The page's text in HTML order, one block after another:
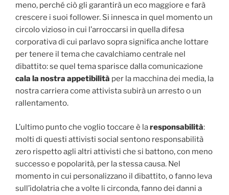
meno, perché ciò gli garantirà un eco maggiore e farà
crescere i suoi follower. Si innesca in quel momento un
circolo vizioso in cui l’arroccarsi in quella difesa
corporativa di cui parlavo sopra significa anche lottare
per tenere il tema che cavalchiamo centrale nel
dibattito: se quel tema sparisce dalla comunicazione
cala la nostra appetibilità per la macchina dei media, la
nostra carriera come attivista subirà un arresto o un
rallentamento.
L’ultimo punto che voglio toccare è laresponsabilità:
molti di questi attivisti social sentono responsabilità
zero rispetto agli altri attivisti che si battono, con meno
successo e popolarità, per la stessa causa. Nel
momento in cui personalizzano il dibattito, o fanno leva
sull’idolatria che a volte li circonda, fanno dei danni a